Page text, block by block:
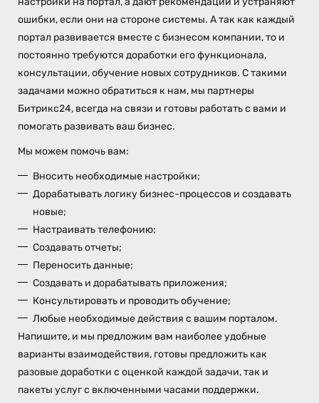
ошибки, если они на стороне системы. А так как каждый
портал развивается вместе с бизнесом компании, то и
постоянно требуются доработки его функционала,
консультации, обучение новых сотрудников. С такими
задачами можно обратиться к нам, мы партнеры
Битрикс24, всегда на связи и готовы работать с вами и
помогать развивать ваш бизнес.
Мы можем помочь вам:
Вносить необходимые настройки;
Дорабатывать логику бизнес-процессов и создавать
новые;
Настраивать телефонию;
Создавать отчеты;
Переносить данные;
Создавать и дорабатывать приложения;
Консультировать и проводить обучение;
Любые необходимые действия с вашим порталом.
Напишите, и мы предложим вам наиболее удобные
варианты взаимодействия, готовы предложить как
разовые доработки с оценкой каждой задачи, так и
пакеты услуг с включенными часами поддержки.